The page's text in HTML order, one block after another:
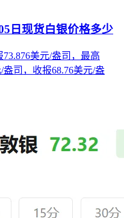
日现货白银价格多少
美元/盎司，最高
盎司，收报68.76美元/盎